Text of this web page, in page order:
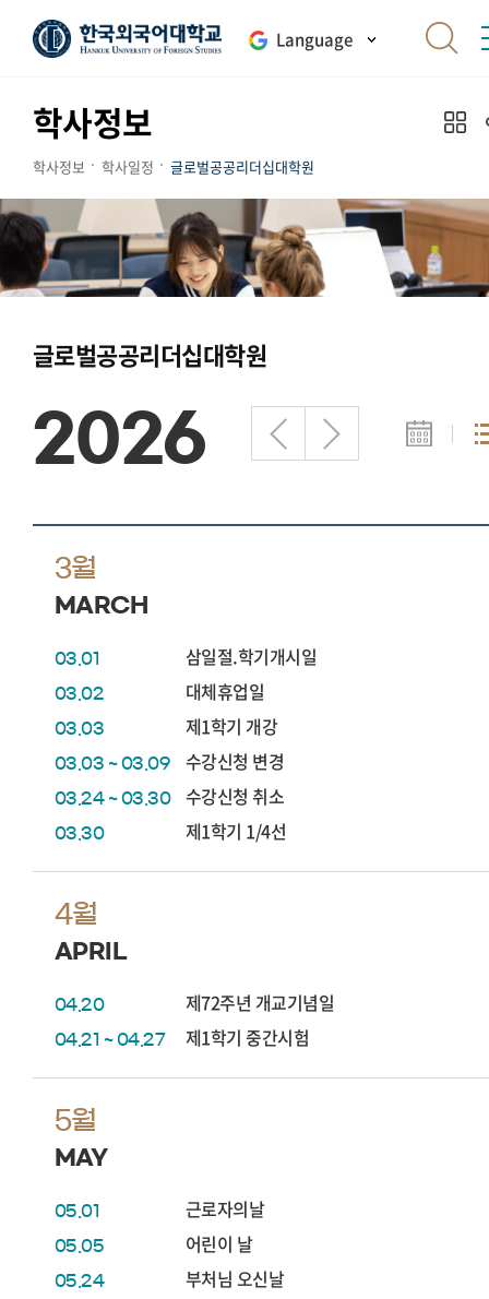
Language
학사정보
학사정보 학사일정 글로벌공공리더십대학원
글로벌공공리더십대학원
2026
3월
MARCH
03.01 삼일절.학기개시일
03.02 대체휴업일
03.03 제1학기 개강
03.03 ~ 03.09 수강신청 변경
03.24 ~ 03.30 수강신청 취소
03.30 제1학기 1/4선
4월
APRIL
04.20 제72주년 개교기념일
04.21 ~ 04.27 제1학기 중간시험
5월
MAY
05.01 근로자의날
05.05 어린이 날
05.24 부처님 오신날